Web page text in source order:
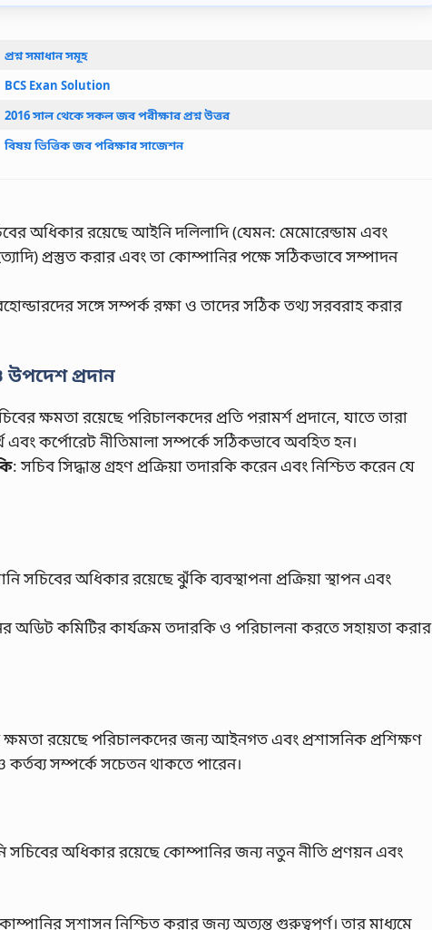
প্রশ্ন সমাধান সমূহ
BCS Exan Solution
2016 সাল থেকে সকল জব পরীক্ষার প্রশ্ন উত্তর
বিষয় ভিত্তিক জব পরিক্ষার সাজেশন
অধিকার রয়েছে আইনি দলিলাদি (যেমন: মেমোরেন্ডাম এবং
প্রস্তুত করার এবং তা কোম্পানির পক্ষে সঠিকভাবে সম্পাদন
সঙ্গে সম্পর্ক রক্ষা ও তাদের সঠিক তথ্য সরবরাহ করার
উপদেশ প্রদান
ক্ষমতা রয়েছে পরিচালকদের প্রতি পরামর্শ প্রদানে, যাতে তারা
এবং কর্পোরেট নীতিমালা সম্পর্কে সঠিকভাবে অবহিত হন।
: সচিব সিদ্ধান্ত গ্রহণ প্রক্রিয়া তদারকি করেন এবং নিশ্চিত করেন যে
সচিবের অধিকার রয়েছে ঝুঁকি ব্যবস্থাপনা প্রক্রিয়া স্থাপন এবং
অডিট কমিটির কার্যক্রম তদারকি ও পরিচালনা করতে সহায়তা করার
ক্ষমতা রয়েছে পরিচালকদের জন্য আইনগত এবং প্রশাসনিক প্রশিক্ষণ
কর্তব্য সম্পর্কে সচেতন থাকতে পারেন।
সচিবের অধিকার রয়েছে কোম্পানির জন্য নতুন নীতি প্রণয়ন এবং
সুশাসন নিশ্চিত করার জন্য অত্যন্ত গুরুত্বপূর্ণ। তার মাধ্যমে